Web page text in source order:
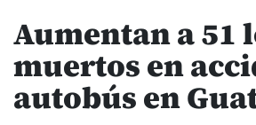
Aumentan a 51
muertos en
autobús en